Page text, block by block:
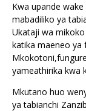
Kwa upande
mabadiliko ya
Ukataji wa
katika maeneo ya
yameathirika kwa
Mkutano huo
ya tabianchi